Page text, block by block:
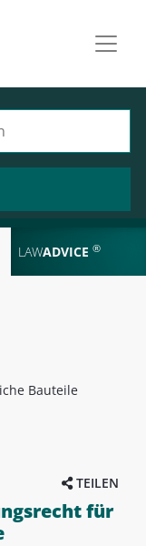
LAWADVICE ®
Bauteile
TEILEN
für